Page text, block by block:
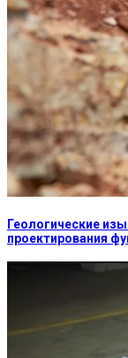
Геологические
проектирования